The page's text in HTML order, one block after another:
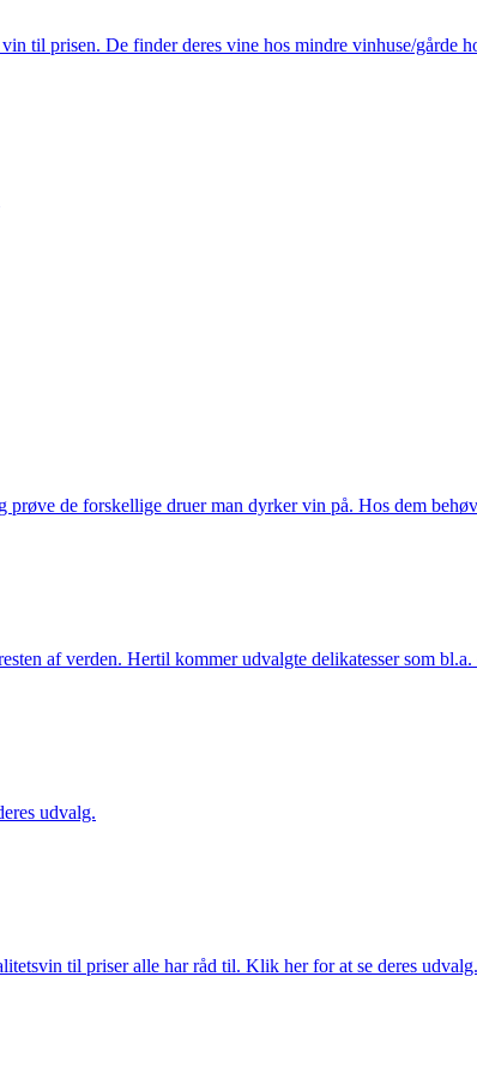
til prisen. De finder deres vine hos mindre vinhuse/gårde
de forskellige druer man dyrker vin på. Hos dem
af verden. Hertil kommer udvalgte delikatesser som
udvalg.
til priser alle har råd til. Klik her for at se deres udvalg.